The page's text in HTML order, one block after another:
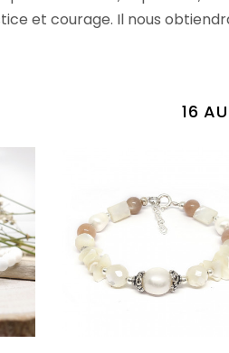
et courage. Il nous
16